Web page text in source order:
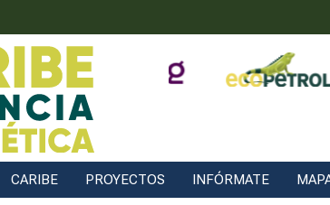
CARIBE PROYECTOS INFÓRMATE